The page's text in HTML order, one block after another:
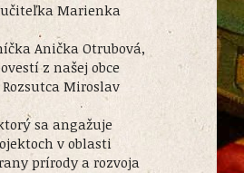
Marienka
Anička Otrubová,
z našej obce
Miroslav
sa angažuje
v oblasti
prírody a rozvoja